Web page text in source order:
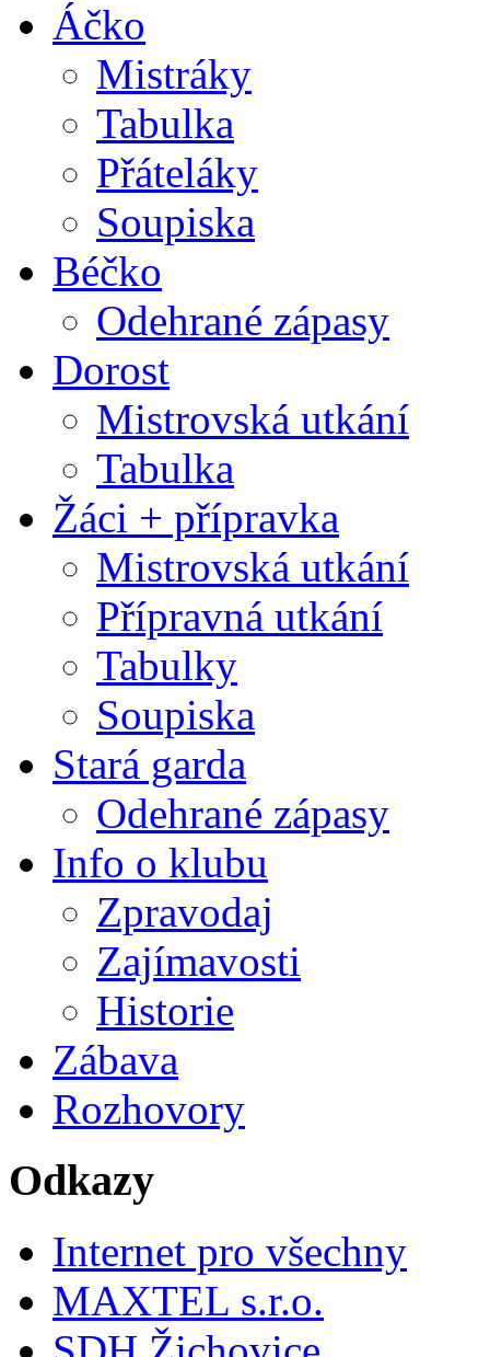
Áčko
Mistráky
Tabulka
Přáteláky
Soupiska
Béčko
Odehrané zápasy
Dorost
Mistrovská utkání
Tabulka
Žáci + přípravka
Mistrovská utkání
Přípravná utkání
Tabulky
Soupiska
Stará garda
Odehrané zápasy
Info o klubu
Zpravodaj
Zajímavosti
Historie
Zábava
Rozhovory
Odkazy
Internet pro všechny
MAXTEL s.r.o.